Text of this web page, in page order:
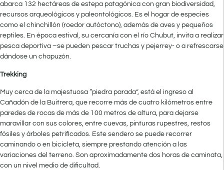
abarca 132 hectáreas de estepa patagónica con gran biodiversidad,
recursos arqueológicos y paleontológicos. Es el hogar de especies
como el chinchillón (roedor autóctono), además de aves y pequeños
reptiles. En época estival, su cercanía con el río Chubut, invita a realizar
pesca deportiva –se pueden pescar truchas y pejerrey- o a refrescarse
dándose un chapuzón.
Trekking
Muy cerca de la majestuosa “piedra parada”, está el ingreso al
Cañadón de la Buitrera, que recorre más de cuatro kilómetros entre
paredes de rocas de más de 100 metros de altura, para dejarse
maravillar con sus colores, entre cuevas, pinturas rupestres, restos
fósiles y árboles petrificados. Este sendero se puede recorrer
caminando o en bicicleta, siempre prestando atención a las
variaciones del terreno. Son aproximadamente dos horas de caminata,
con un nivel medio de dificultad.